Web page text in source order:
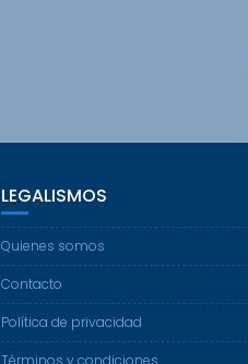
LEGALISMOS
Quienes somos
Contacto
Política de privacidad
Términos y condiciones